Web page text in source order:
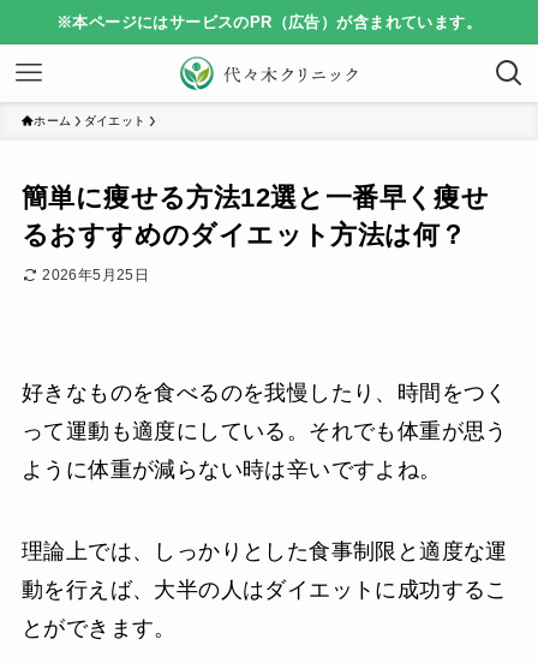
※本ページにはサービスのPR（広告）が含まれています。
ホーム ダイエット
簡単に痩せる方法12選と一番早く痩せ
るおすすめのダイエット方法は何？
2026年5月25日
好きなものを食べるのを我慢したり、時間をつく
って運動も適度にしている。それでも体重が思う
ように体重が減らない時は辛いですよね。
理論上では、しっかりとした食事制限と適度な運
動を行えば、大半の人はダイエットに成功するこ
とができます。